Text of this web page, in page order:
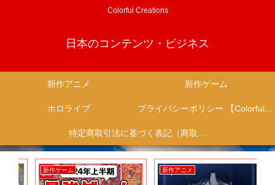
Colorful Creations
日本のコンテンツ・ビジネス
新作アニメ 新作ゲーム
ホロライブ プライバシーポリシー 【Colorful Creation】
特定商取引法に基づく表記（商取引に関する開示）
新作ゲーム 新作アニメ